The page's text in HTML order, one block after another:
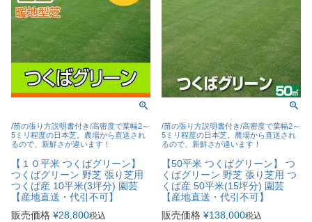
/苗の張り方説明書付き/高密度で葉幅2～
5ミリ程度の日本芝。農場から直送され
るので、新鮮さが違います！
【１０平米 つくばグリーン】
つくばグリーン 野芝 張り芝用
つくば産 10平米(3坪分) 園芸
【産地直送・代引不可】
販売価格 ¥28,800税込
/苗の張り方説明書付き/高密度で葉幅2～
5ミリ程度の日本芝。農場から直送され
るので、新鮮さが違います！
【50平米 つくばグリーン】 つ
くばグリーン 野芝 張り芝用 つ
くば産 50平米(15坪分) 園芸
【産地直送・代引不可】
販売価格 ¥138,000税込